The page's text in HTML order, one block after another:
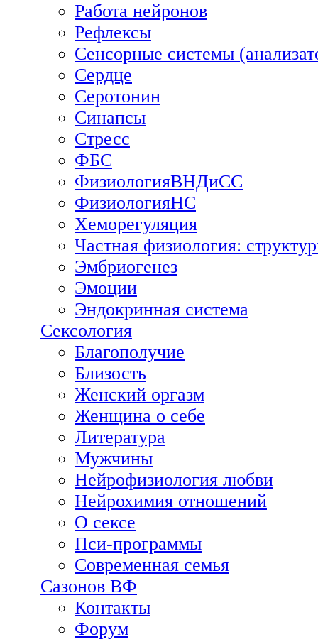
Работа нейронов
Рефлексы
Сенсорные системы
Сердце
Серотонин
Синапсы
Стресс
ФБС
ФизиологияВНДиСС
ФизиологияНС
Хеморегуляция
Частная физиология:
Эмбриогенез
Эмоции
Эндокринная система
Сексология
Благополучие
Близость
Женский оргазм
Женщина о себе
Литература
Мужчины
Нейрофизиология любви
Нейрохимия отношений
О сексе
Пси-программы
Современная семья
Сазонов ВФ
Контакты
Форум